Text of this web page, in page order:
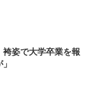
袴姿で大学卒業を報